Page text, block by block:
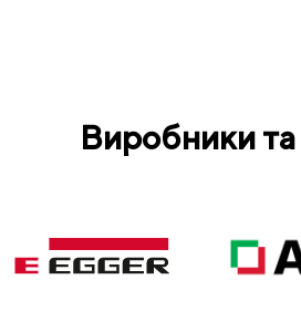
Виробники